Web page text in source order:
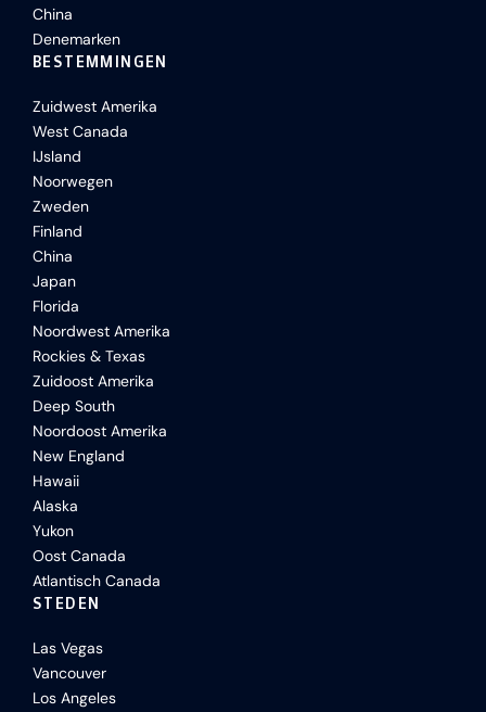
China
Denemarken
BESTEMMINGEN
Zuidwest Amerika
West Canada
IJsland
Noorwegen
Zweden
Finland
China
Japan
Florida
Noordwest Amerika
Rockies & Texas
Zuidoost Amerika
Deep South
Noordoost Amerika
New England
Hawaii
Alaska
Yukon
Oost Canada
Atlantisch Canada
STEDEN
Las Vegas
Vancouver
Los Angeles